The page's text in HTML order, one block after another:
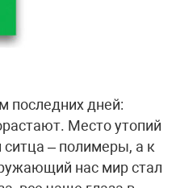
последних дней:
Место утопий
ситца – полимеры, а к
нас мир стал